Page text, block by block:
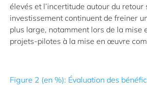
élevés et l’incertitude autour du retour
investissement continuent de freiner
plus large, notamment lors de la mise
projets-pilotes à la mise en œuvre
Figure 2 (en %): Évaluation des